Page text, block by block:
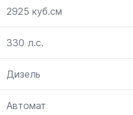
2925 куб.см
330 л.с.
Дизель
Автомат